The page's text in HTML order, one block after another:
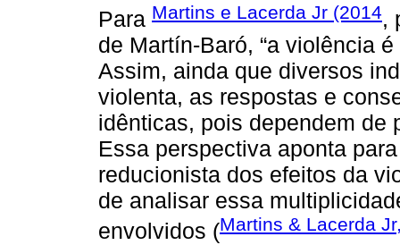
Para Martins e Lacerda Jr (2014,
de Martín-Baró, “a violência
Assim, ainda que diversos
violenta, as respostas e
idênticas, pois dependem de
Essa perspectiva aponta
reducionista dos efeitos da
de analisar essa
envolvidos (Martins & Lacerda